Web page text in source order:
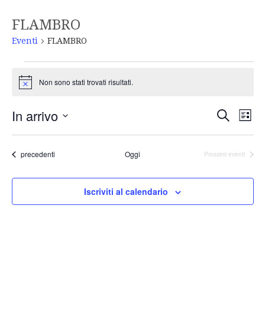
FLAMBRO
Eventi FLAMBRO
Notice Non sono stati trovati risultati.
e
viste
Cerca
Lista
In arrivo
data.
Eventi
precedenti Oggi Prossimi eventi
Iscriviti al calendario